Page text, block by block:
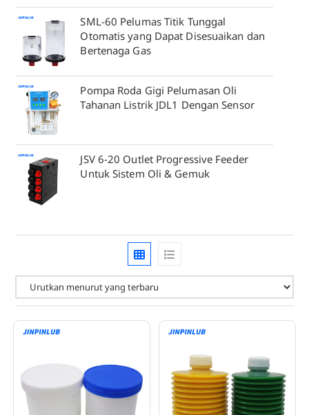
SML-60 Pelumas Titik Tunggal
Otomatis yang Dapat Disesuaikan dan
Bertenaga Gas
Pompa Roda Gigi Pelumasan Oli
Tahanan Listrik JDL1 Dengan Sensor
JSV 6-20 Outlet Progressive Feeder
Untuk Sistem Oli & Gemuk